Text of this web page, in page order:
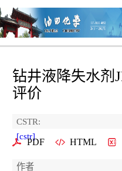
钻井液降失水剂
评价
CSTR:
[cstr]
PDF HTML
作者